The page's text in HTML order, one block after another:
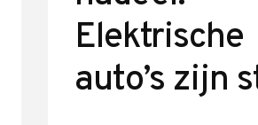
Elektrische
auto’s zijn